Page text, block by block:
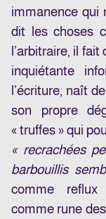
immanence qui
dit les choses
l’arbitraire, il
inquiétante
l’écriture, naît
son propre
« truffes » qui
« recrachées
barbouillis
comme reflux
comme rune